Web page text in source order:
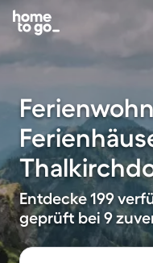
Entdecke 199
geprüft bei 9